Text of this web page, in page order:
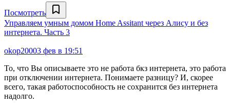
Посмотреть
Управляем умным домом Home Assitant через Алису и без
интернета. Часть 3
okop20003 фев в 19:51
То, что Вы описываете это не работа бкз интернета, это работа
при отключении интернета. Понимаете разницу? И, скорее
всего, такая работоспособность не сохранится без интернета
надолго.